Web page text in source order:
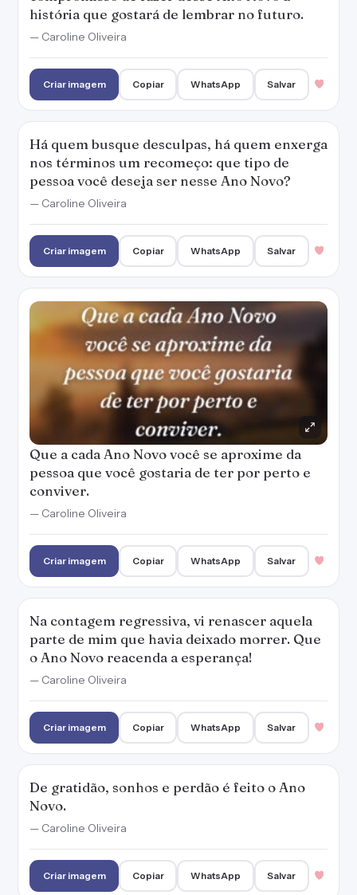
Criar imagem Copiar WhatsApp Salvar
pessoa que você gostaria de ter por perto e
conviver.
— Caroline Oliveira
Criar imagem Copiar WhatsApp Salvar
Na contagem regressiva, vi renascer aquela
parte de mim que havia deixado morrer. Que
o Ano Novo reacenda a esperança!
— Caroline Oliveira
Criar imagem
De gratidão, sonhos e perdão é feito o Ano
Novo.
Criar imagem Copiar WhatsApp Salvar
nascer em você um recomeço. Feliz Ano
Novo!